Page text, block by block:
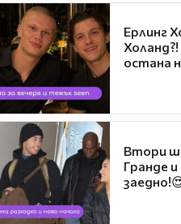
Ерлинг
остана
Втори
Гранде